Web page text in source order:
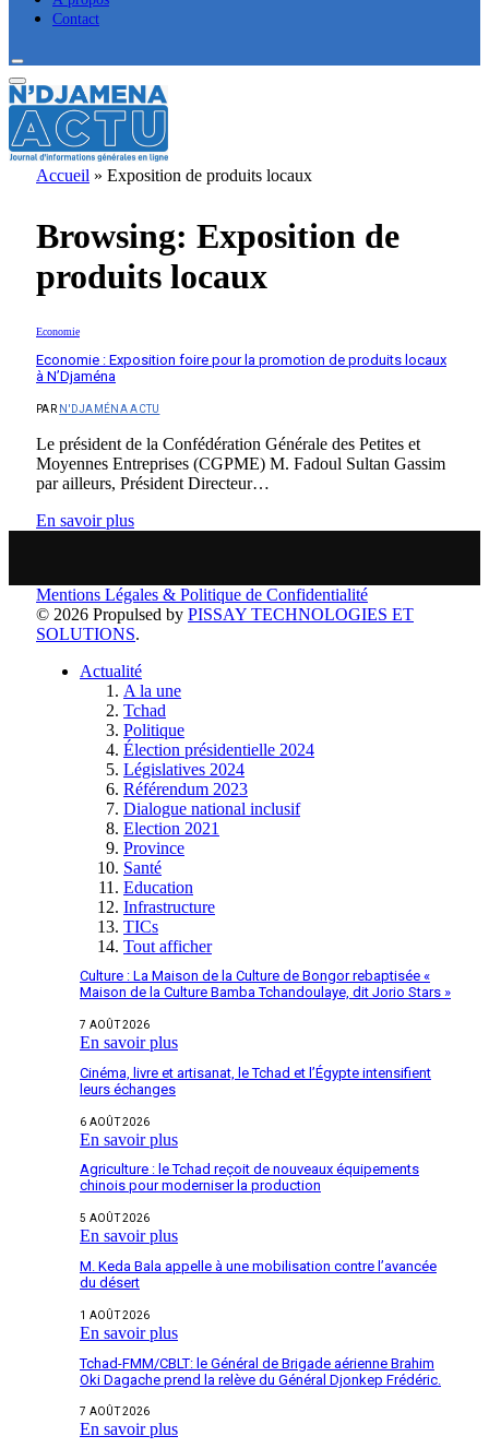
Contact
Accueil » Exposition de produits locaux
Browsing: Exposition de
produits locaux
Economie
Economie : Exposition foire pour la promotion de produits locaux
à N’Djaména
PAR N'DJAMÉNA ACTU
Le président de la Confédération Générale des Petites et
Moyennes Entreprises (CGPME) M. Fadoul Sultan Gassim
par ailleurs, Président Directeur…
En savoir plus
Mentions Légales & Politique de Confidentialité
© 2026 Propulsed by PISSAY TECHNOLOGIES ET
SOLUTIONS.
Actualité
A la une
Tchad
Politique
Élection présidentielle 2024
Législatives 2024
Référendum 2023
Dialogue national inclusif
Election 2021
Province
Santé
Education
Infrastructure
TICs
Tout afficher
Culture : La Maison de la Culture de Bongor rebaptisée «
Maison de la Culture Bamba Tchandoulaye, dit Jorio Stars »
7 AOÛT 2026
En savoir plus
Cinéma, livre et artisanat, le Tchad et l’Égypte intensifient
leurs échanges
6 AOÛT 2026
En savoir plus
Agriculture : le Tchad reçoit de nouveaux équipements
chinois pour moderniser la production
5 AOÛT 2026
En savoir plus
M. Keda Bala appelle à une mobilisation contre l’avancée
du désert
1 AOÛT 2026
En savoir plus
Tchad-FMM/CBLT: le Général de Brigade aérienne Brahim
Oki Dagache prend la relève du Général Djonkep Frédéric.
7 AOÛT 2026
En savoir plus